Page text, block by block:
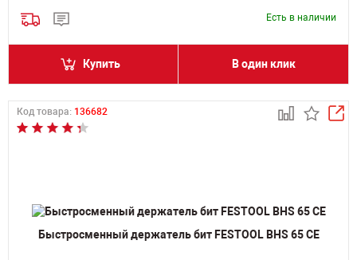
Есть в наличии
Купить В один клик
Код товара: 136682
Быстросменный держатель бит FESTOOL BHS 65 CE